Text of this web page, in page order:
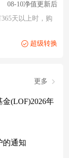
08-10净值更新后
天以上时，购
超级转换
更多
(LOF)2026年
的通知